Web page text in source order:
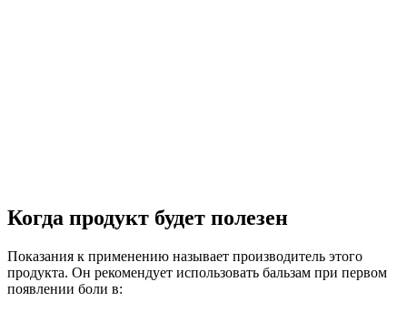
Когда продукт будет полезен
Показания к применению называет производитель этого
продукта. Он рекомендует использовать бальзам при первом
появлении боли в: